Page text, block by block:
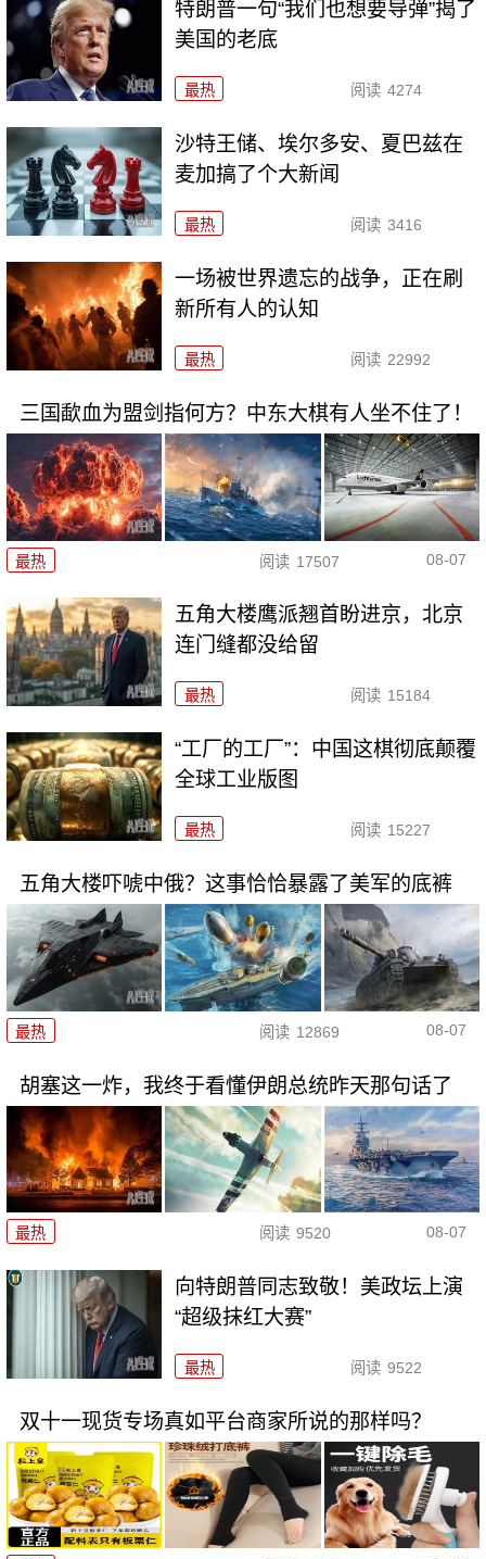
特朗普一句“我们也想要导弹”揭了
美国的老底
最热 阅读 4274
沙特王储、埃尔多安、夏巴兹在
麦加搞了个大新闻
最热 阅读 3416
一场被世界遗忘的战争，正在刷
新所有人的认知
最热 阅读 22992
三国歃血为盟剑指何方？中东大棋有人坐不住了！
最热 阅读 17507 08-07
五角大楼鹰派翘首盼进京，北京
连门缝都没给留
最热 阅读 15184
“工厂的工厂”：中国这棋彻底颠覆
全球工业版图
最热 阅读 15227
五角大楼吓唬中俄？这事恰恰暴露了美军的底裤
最热 阅读 12869 08-07
胡塞这一炸，我终于看懂伊朗总统昨天那句话了
最热 阅读 9520 08-07
向特朗普同志致敬！美政坛上演
“超级抹红大赛”
最热 阅读 9522
双十一现货专场真如平台商家所说的那样吗？